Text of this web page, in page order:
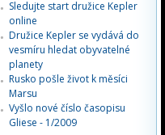
Sledujte start družice Kepler
online
Družice Kepler se vydává do
vesmíru hledat obyvatelné
planety
Rusko pošle život k měsíci
Marsu
Vyšlo nové číslo časopisu
Gliese - 1/2009